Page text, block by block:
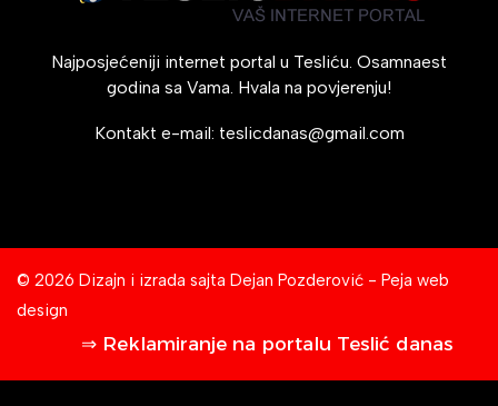
Najposjećeniji internet portal u Tesliću. Osamnaest
godina sa Vama. Hvala na povjerenju!
Kontakt e-mail: teslicdanas@gmail.com
© 2026 Dizajn i izrada sajta Dejan Pozderović - Peja web
design
⇒ Reklamiranje na portalu Teslić danas